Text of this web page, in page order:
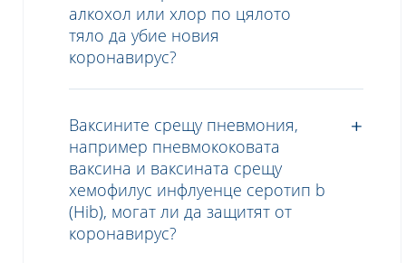
алкохол или хлор по цялото
тяло да убие новия
коронавирус?
Ваксините срещу пневмония,
например пневмококовата
ваксина и ваксината срещу
хемофилус инфлуенце серотип b
(Hib), могат ли да защитят от
коронавирус?